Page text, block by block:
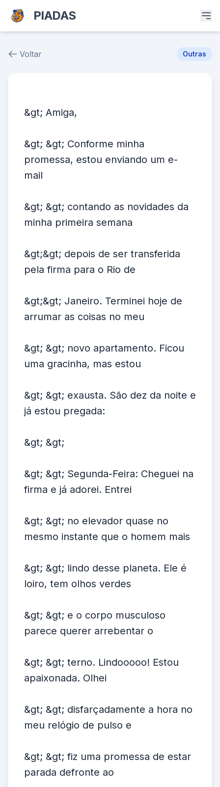
PIADAS
Voltar Outras
&gt; Amiga,
&gt; &gt; Conforme minha
promessa, estou enviando um e-
mail
&gt; &gt; contando as novidades da
minha primeira semana
&gt;&gt; depois de ser transferida
pela firma para o Rio de
&gt;&gt; Janeiro. Terminei hoje de
arrumar as coisas no meu
&gt; &gt; novo apartamento. Ficou
uma gracinha, mas estou
&gt; &gt; exausta. São dez da noite e
já estou pregada:
&gt; &gt;
&gt; &gt; Segunda-Feira: Cheguei na
firma e já adorei. Entrei
&gt; &gt; no elevador quase no
mesmo instante que o homem mais
&gt; &gt; lindo desse planeta. Ele é
loiro, tem olhos verdes
&gt; &gt; e o corpo musculoso
parece querer arrebentar o
&gt; &gt; terno. Lindooooo! Estou
apaixonada. Olhei
&gt; &gt; disfarçadamente a hora no
meu relógio de pulso e
&gt; &gt; fiz uma promessa de estar
parada defronte ao